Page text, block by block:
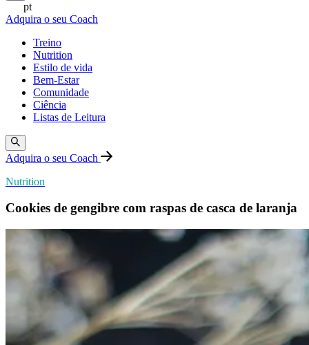
pt
Adquira o seu Coach
Treino
Nutrition
Estilo de vida
Bem-Estar
Comunidade
Ciência
Listas de Leitura
Adquira o seu Coach
Nutrition
Cookies de gengibre com raspas de casca de laranja